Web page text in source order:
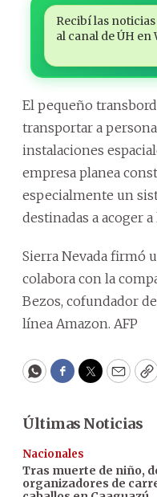
Recibí las
al canal de ÚH en
El pequeño
transportar a
instalaciones
empresa planea
especialmente un
destinadas a acoger
Sierra Nevada firmó
colabora con la
Bezos, cofundador
línea Amazon. AFP
WhatsApp
Facebook
Twitter
Últimas Noticias
Nacionales
Tras muerte de niño,
organizadores de